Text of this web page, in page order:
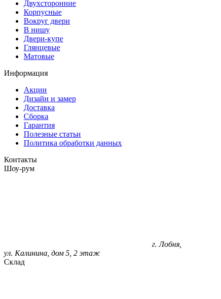
Двухсторонние
Корпусные
Вокруг двери
В нишу
Двери-купе
Глянцевые
Матовые
Информация
Акции
Дизайн и замер
Доставка
Сборка
Гарантия
Полезные статьи
Политика обработки данных
Контакты
Шоу-рум
г. Лобня,
ул. Калинина, дом 5, 2 этаж
Склад